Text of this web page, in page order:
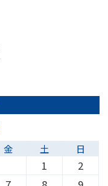
金 土 日
1
2